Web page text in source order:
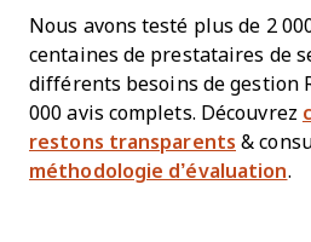
Nous avons testé plus de 2
centaines de prestataires de
différents besoins de gestion
000 avis complets. Découvrez
restons transparents &
méthodologie d’évaluation.